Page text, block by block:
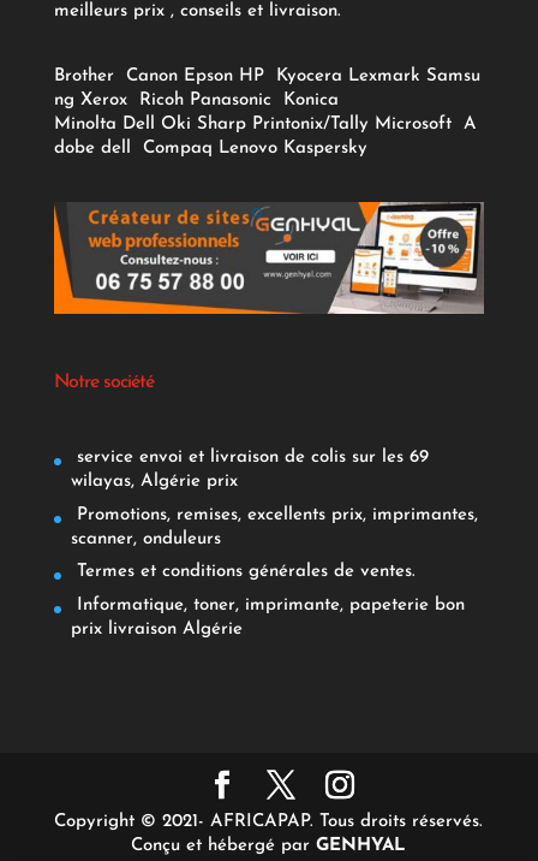
meilleurs prix , conseils et livraison.
Brother Canon Epson HP Kyocera Lexmark Samsu
ng Xerox Ricoh Panasonic
Konica
Minolta Dell Oki Sharp Printonix/Tally Microsoft
A
dobe dell Compaq Lenovo Kaspersky
Notre société
service envoi et livraison de colis sur les 69
wilayas, Algérie prix
Promotions, remises, excellents prix, imprimantes,
scanner, onduleurs
Termes et conditions générales de ventes.
Informatique, toner, imprimante, papeterie bon
prix livraison Algérie
Copyright © 2021- AFRICAPAP. Tous droits réservés.
Conçu et hébergé parGENHYAL